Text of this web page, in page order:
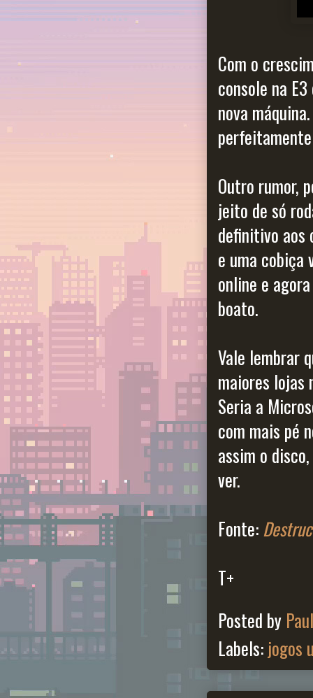
Com o
console na
nova
Outro rumor,
jeito de só
definitivo aos
e uma cobiça
online e
boato.
Vale lembrar
maiores lojas
Seria a
com mais pé
assim o
ver.
Fonte:
T+
Posted by
Labels: jogos